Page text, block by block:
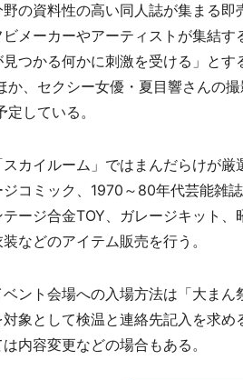
の資料性の高い同人誌が集まる即
メーカーやアーティストが集結す
見つかる何かに刺激を受ける」と
か、セクシー女優・夏目響さんの
している。
カイルーム」ではまんだらけが厳
コミック、1970～80年代芸能雑
ージ合金TOY、ガレージキット
などのアイテム販売を行う。
ント会場への入場方法は「大ま
象として検温と連絡先記入を求
内容変更などの場合もある。